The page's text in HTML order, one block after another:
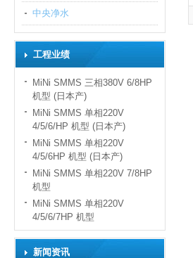
中央净水
工程业绩
MiNi SMMS 三相380V 6/8HP
机型 (日本产)
MiNi SMMS 单相220V
4/5/6/HP 机型 (日本产)
MiNi SMMS 单相220V
4/5/6HP 机型 (日本产)
MiNi SMMS 单相220V 7/8HP
机型
MiNi SMMS 单相220V
4/5/6/7HP 机型
新闻资讯